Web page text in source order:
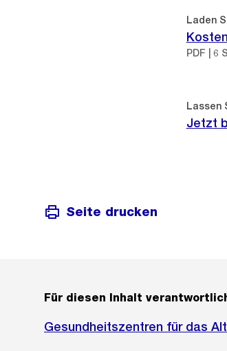
Laden
PDF | 6
Lassen
Jetzt
Seite drucken
Für diesen Inhalt
Gesundheitszentren für das